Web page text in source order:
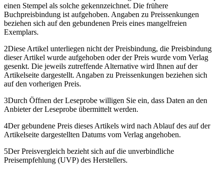
einen Stempel als solche gekennzeichnet. Die frühere
Buchpreisbindung ist aufgehoben. Angaben zu Preissenkungen
beziehen sich auf den gebundenen Preis eines mangelfreien
Exemplars.
2Diese Artikel unterliegen nicht der Preisbindung, die Preisbindung
dieser Artikel wurde aufgehoben oder der Preis wurde vom Verlag
gesenkt. Die jeweils zutreffende Alternative wird Ihnen auf der
Artikelseite dargestellt. Angaben zu Preissenkungen beziehen sich
auf den vorherigen Preis.
3Durch Öffnen der Leseprobe willigen Sie ein, dass Daten an den
Anbieter der Leseprobe übermittelt werden.
4Der gebundene Preis dieses Artikels wird nach Ablauf des auf der
Artikelseite dargestellten Datums vom Verlag angehoben.
5Der Preisvergleich bezieht sich auf die unverbindliche
Preisempfehlung (UVP) des Herstellers.